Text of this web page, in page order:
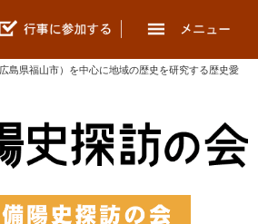
島県福山市）を中心に地域の歴史を研究する歴史愛